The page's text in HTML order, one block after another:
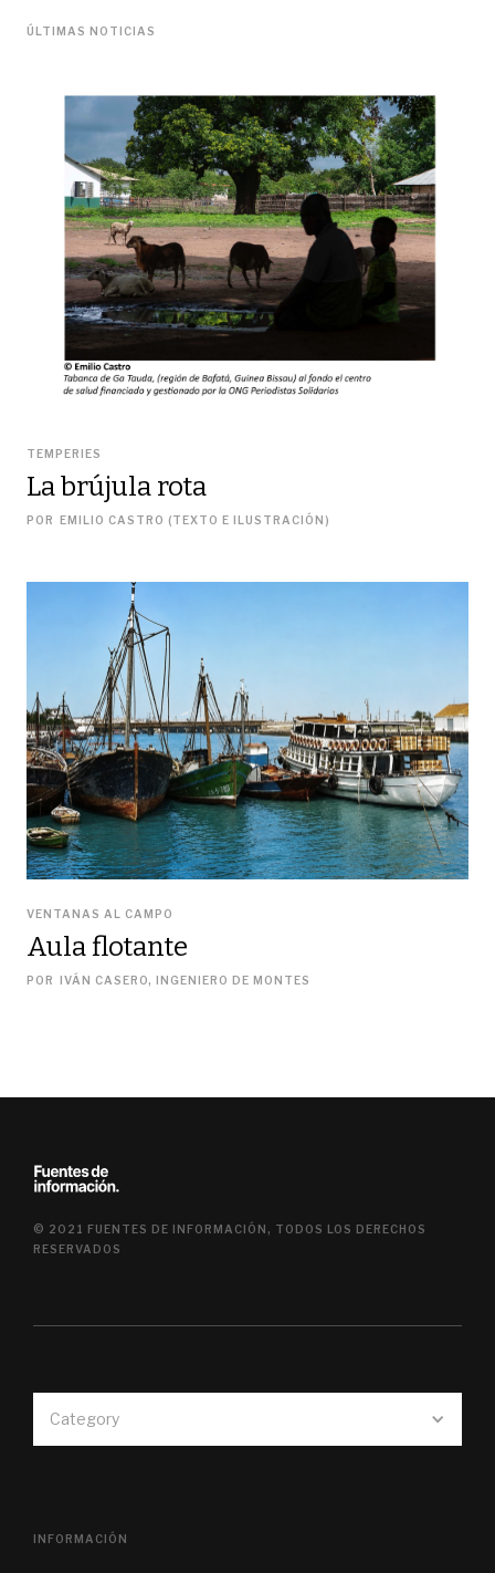
ÚLTIMAS NOTICIAS
TEMPERIES
La brújula rota
POR EMILIO CASTRO (TEXTO E ILUSTRACIÓN)
VENTANAS AL CAMPO
Aula flotante
POR IVÁN CASERO, INGENIERO DE MONTES
© 2021 FUENTES DE INFORMACIÓN, TODOS LOS DERECHOS
RESERVADOS
Category
INFORMACIÓN